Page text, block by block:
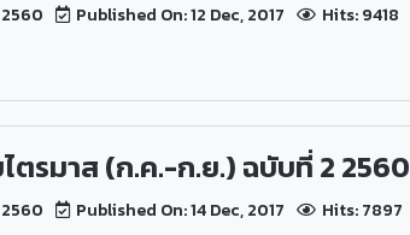
Published On: 12 Dec, 2017 Hits: 9418
ตรมาส (ก.ค.-ก.ย.) ฉบับที่ 2 2560
Published On: 14 Dec, 2017 Hits: 7897